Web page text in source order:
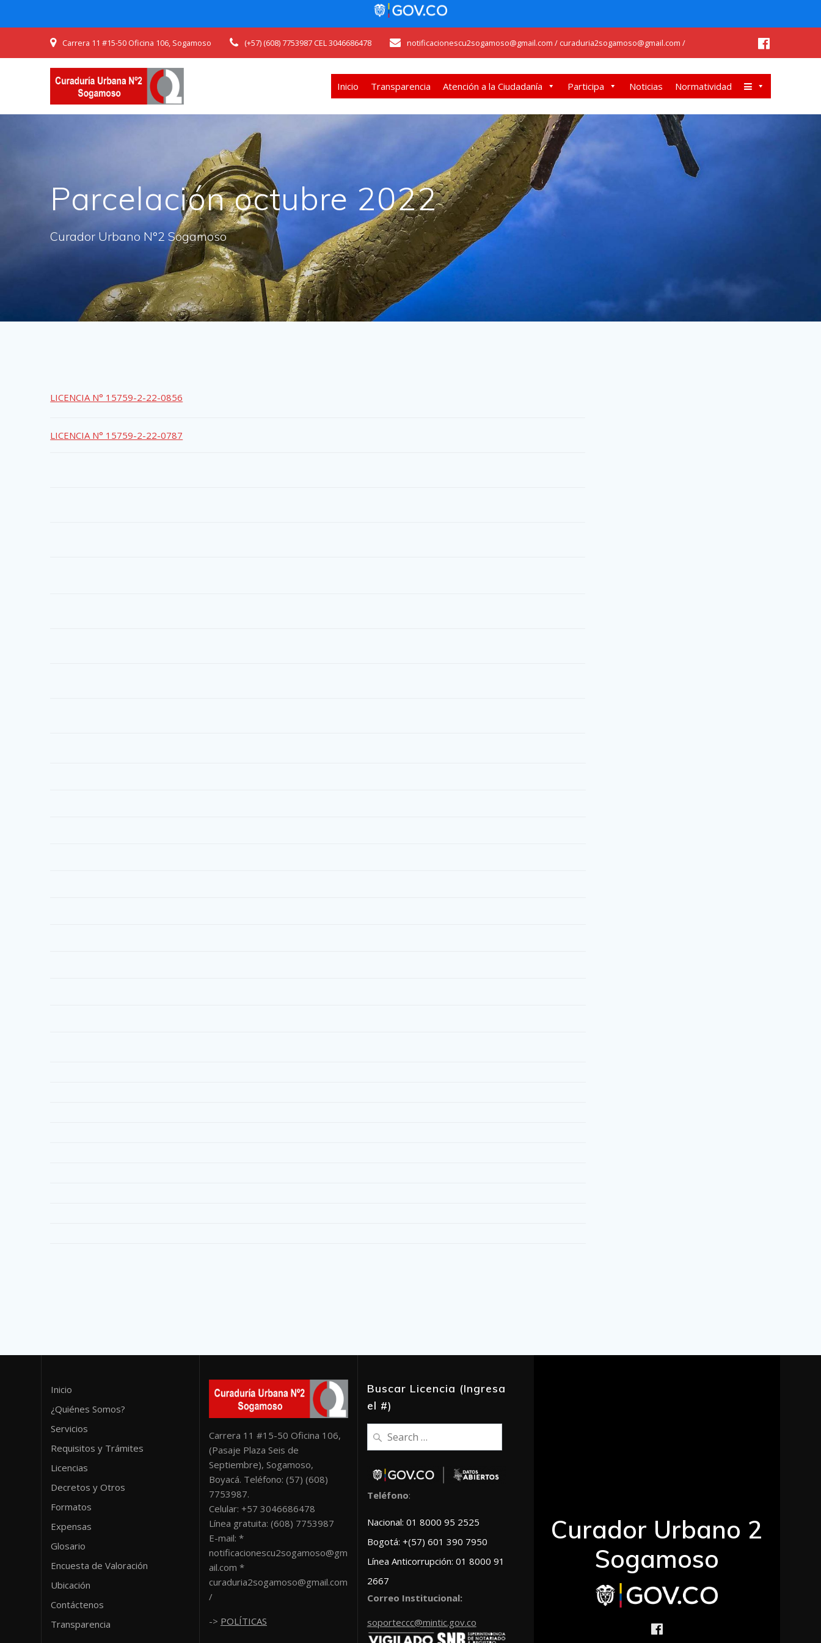
Carrera 11 #15-50 Oficina 106, Sogamoso (+57) (608) 7753987 CEL 3046686478 notificacionescu2sogamoso@gmail.com / curaduria2sogamoso@gmail.com /
Inicio Transparencia Atención a la Ciudadanía Participa Noticias Normatividad
Parcelación octubre 2022
Curador Urbano N°2 Sogamoso
LICENCIA N° 15759-2-22-0856
LICENCIA N° 15759-2-22-0787
Inicio
¿Quiénes Somos?
Servicios
Requisitos y Trámites
Licencias
Decretos y Otros
Formatos
Expensas
Glosario
Encuesta de Valoración
Ubicación
Contáctenos
Transparencia
Carrera 11 #15-50 Oficina 106,
(Pasaje Plaza Seis de
Septiembre), Sogamoso,
Boyacá. Teléfono: (57) (608)
7753987.
Celular: +57 3046686478
Línea gratuita: (608) 7753987
E-mail: *
notificacionescu2sogamoso@gm
ail.com *
curaduria2sogamoso@gmail.com
/
-> POLÍTICAS
Buscar Licencia (Ingresa
el #)
Search
for:
Teléfono:
Nacional: 01 8000 95 2525
Bogotá: +(57) 601 390 7950
Línea Anticorrupción: 01 8000 91
2667
Correo Institucional:
soporteccc@mintic.gov.co
Curador Urbano 2
Sogamoso